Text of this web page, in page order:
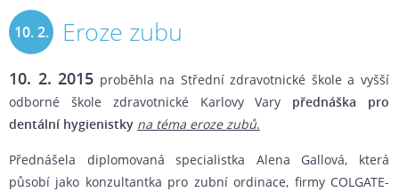
10. 2.
2015
Eroze zubu
10. 2. 2015 proběhla na Střední zdravotnické škole a vyšší
odborné škole zdravotnické Karlovy Vary přednáška pro
dentální hygienistky na téma eroze zubů.
Přednášela diplomovaná specialistka Alena Gallová, která
působí jako konzultantka pro zubní ordinace, firmy COLGATE-